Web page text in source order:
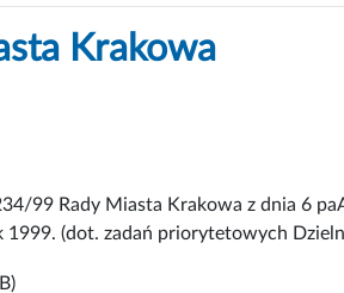
Krakowa
99 Rady Miasta Krakowa z dnia 6
1999. (dot. zadań priorytetowych